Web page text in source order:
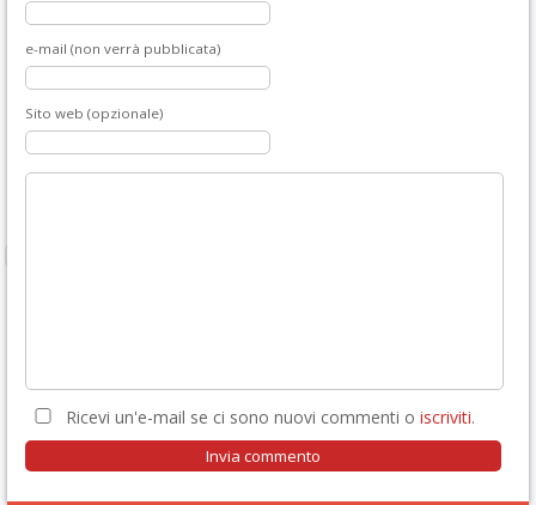
e-mail (non verrà pubblicata)
Sito web (opzionale)
Ricevi un'e-mail se ci sono nuovi commenti o iscriviti.